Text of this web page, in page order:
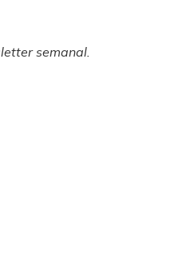
semanal